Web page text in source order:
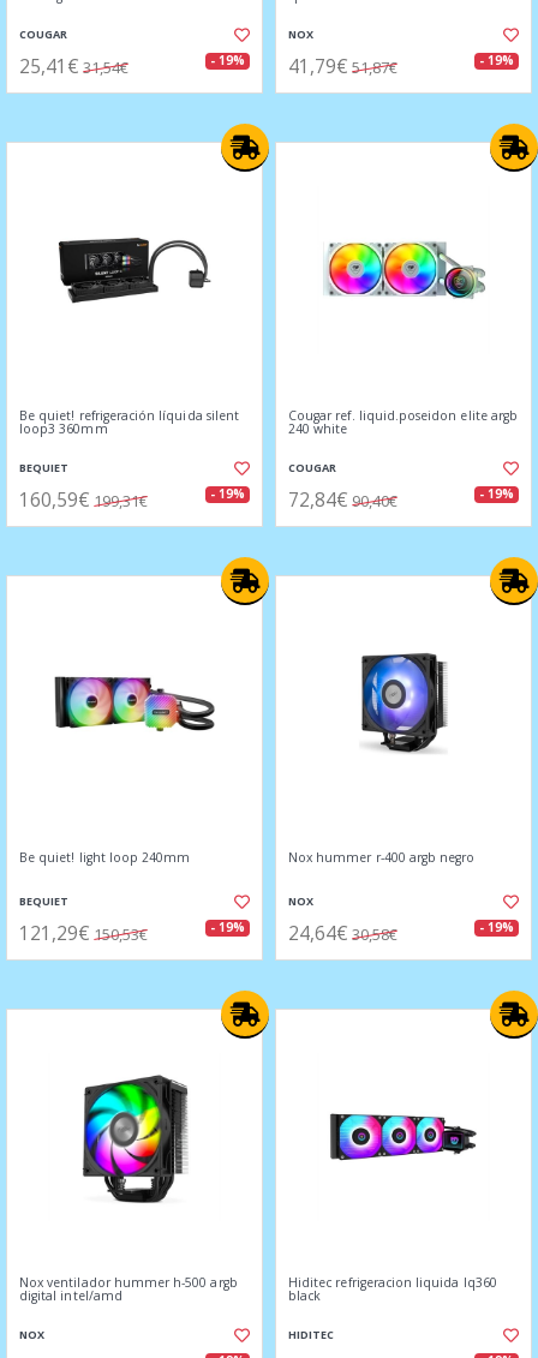
COUGAR
25,41€ 31,54€ - 19%
NOX
41,79€ 51,87€ - 19%
Be quiet! refrigeración líquida silent
loop3 360mm
BEQUIET
160,59€ 199,31€ - 19%
Cougar ref. liquid.poseidon elite argb
240 white
COUGAR
72,84€ 90,40€ - 19%
Be quiet! light loop 240mm
BEQUIET
121,29€ 150,53€ - 19%
Nox hummer r-400 argb negro
NOX
24,64€ 30,58€ - 19%
Nox ventilador hummer h-500 argb
digital intel/amd
NOX
Hiditec refrigeracion liquida lq360
black
HIDITEC